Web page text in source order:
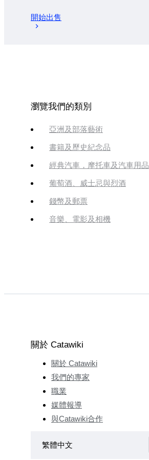
開始出售
瀏覽我們的類別
亞洲及部落藝術
書籍及歷史紀念品
經典汽車，摩托車及汽車用品
葡萄酒、威士忌與烈酒
錢幣及郵票
音樂、電影及相機
關於 Catawiki
關於 Catawiki
我們的專家
職業
媒體報導
與Catawiki合作